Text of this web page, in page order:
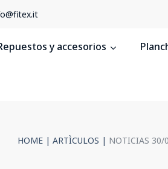
y accesorios
HOME | ARTÌCULOS | NOTICIAS 30/